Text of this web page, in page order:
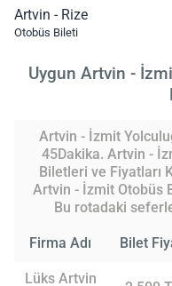
Artvin - Rize
Otobüs Bileti
Uygun Artvin -
Artvin - İzmit
45Dakika. Artvin -
Biletleri ve Fiyatları
Artvin - İzmit Otobüs
Bu rotadaki
Firma Adı Bilet
Lüks Artvin